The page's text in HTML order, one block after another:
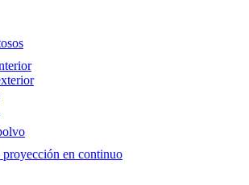
proyección en continuo